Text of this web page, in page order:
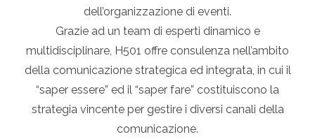
dell’organizzazione di eventi.
Grazie ad un team di esperti dinamico e
multidisciplinare, H501 offre consulenza nell’ambito
della comunicazione strategica ed integrata, in cui il
“saper essere” ed il “saper fare” costituiscono la
strategia vincente per gestire i diversi canali della
comunicazione.